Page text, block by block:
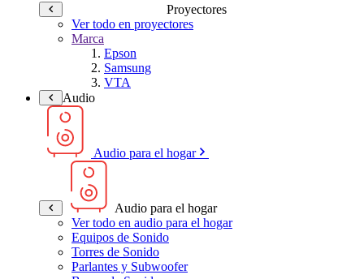
Proyectores
Ver todo en proyectores
Marca
Epson
Samsung
VTA
Audio
Audio para el hogar
Audio para el hogar
Ver todo en audio para el hogar
Equipos de Sonido
Torres de Sonido
Parlantes y Subwoofer